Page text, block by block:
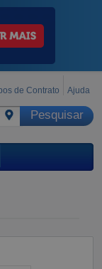
de Contrato Ajuda